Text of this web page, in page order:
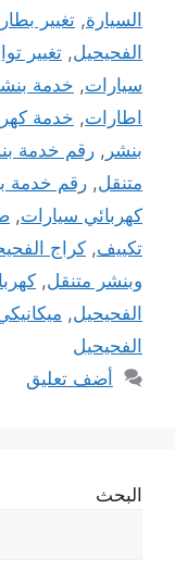
السيارة, تغيير
الفحيحيل, تغيير
سيارات, خدمة
اطارات, خدمة
بنشر , رقم خدمة
متنقل, رقم خدمة
كهربائي سيارات,
تكييف, كراج
وبنشر متنقل,
الفحيحيل,
الفحيحيل
أضف تعليق
البحث